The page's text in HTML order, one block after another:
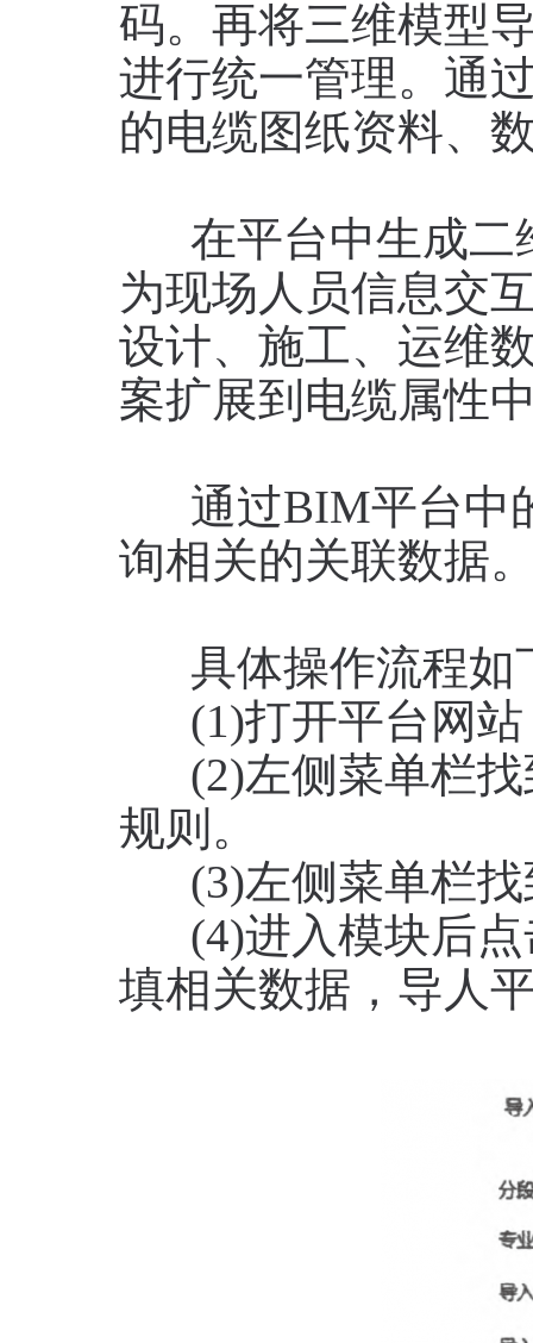
码。再将三维模型
进行统一管理。通
的电缆图纸资料、
在平台中生成二
为现场人员信息交
设计、施工、运维
案扩展到电缆属性
通过BIM平台中
询相关的关联数据
具体操作流程如
(1)打开平台网站
(2)左侧菜单栏找
规则。
(3)左侧菜单栏找
(4)进入模块后点
填相关数据，导人